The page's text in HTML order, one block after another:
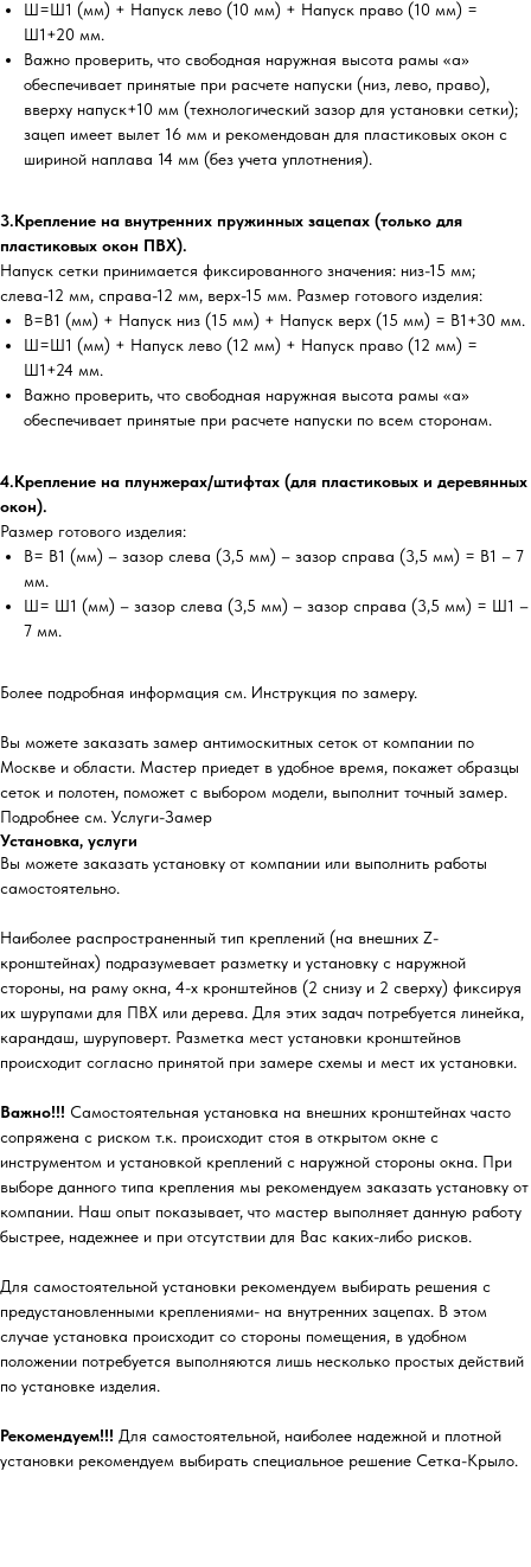
Ш=Ш1 (мм) + Напуск лево (10 мм) + Напуск право (10 мм) =
Ш1+20 мм.
Важно проверить, что свободная наружная высота рамы «а»
обеспечивает принятые при расчете напуски (низ, лево, право),
вверху напуск+10 мм (технологический зазор для установки сетки);
зацеп имеет вылет 16 мм и рекомендован для пластиковых окон с
шириной наплава 14 мм (без учета уплотнения).
3.Крепление на внутренних пружинных зацепах (только для
пластиковых окон ПВХ).
Напуск сетки принимается фиксированного значения: низ-15 мм;
слева-12 мм, справа-12 мм, верх-15 мм. Размер готового изделия:
В=В1 (мм) + Напуск низ (15 мм) + Напуск верх (15 мм) = В1+30 мм.
Ш=Ш1 (мм) + Напуск лево (12 мм) + Напуск право (12 мм) =
Ш1+24 мм.
Важно проверить, что свободная наружная высота рамы «а»
обеспечивает принятые при расчете напуски по всем сторонам.
4.Крепление на плунжерах/штифтах (для пластиковых и деревянных
окон).
Размер готового изделия:
В= В1 (мм) – зазор слева (3,5 мм) – зазор справа (3,5 мм) = В1 – 7
мм.
Ш= Ш1 (мм) – зазор слева (3,5 мм) – зазор справа (3,5 мм) = Ш1 –
7 мм.
Более подробная информация см. Инструкция по замеру.
Вы можете заказать замер антимоскитных сеток от компании по
Москве и области. Мастер приедет в удобное время, покажет образцы
сеток и полотен, поможет с выбором модели, выполнит точный замер.
Подробнее см. Услуги-Замер
Установка, услуги
Вы можете заказать установку от компании или выполнить работы
самостоятельно.
Наиболее распространенный тип креплений (на внешних Z-
кронштейнах) подразумевает разметку и установку с наружной
стороны, на раму окна, 4-х кронштейнов (2 снизу и 2 сверху) фиксируя
их шурупами для ПВХ или дерева. Для этих задач потребуется линейка,
карандаш, шуруповерт. Разметка мест установки кронштейнов
происходит согласно принятой при замере схемы и мест их установки.
Важно!!! Самостоятельная установка на внешних кронштейнах часто
сопряжена с риском т.к. происходит стоя в открытом окне с
инструментом и установкой креплений с наружной стороны окна. При
выборе данного типа крепления мы рекомендуем заказать установку от
компании. Наш опыт показывает, что мастер выполняет данную работу
быстрее, надежнее и при отсутствии для Вас каких-либо рисков.
Для самостоятельной установки рекомендуем выбирать решения с
предустановленными креплениями- на внутренних зацепах. В этом
случае установка происходит со стороны помещения, в удобном
положении потребуется выполняются лишь несколько простых действий
по установке изделия.
Рекомендуем!!! Для самостоятельной, наиболее надежной и плотной
установки рекомендуем выбирать специальное решение Сетка-Крыло.